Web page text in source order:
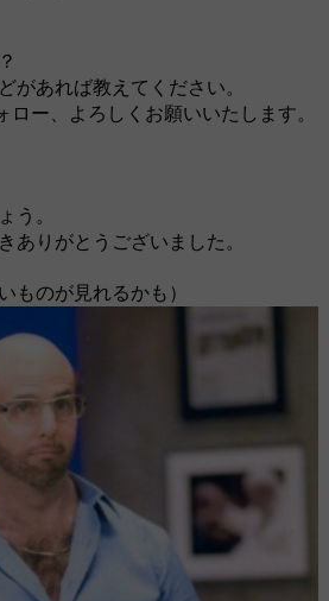
があれば教えてください。
ー、よろしくお願いいたします。
う。
ありがとうございました。
ものが見れるかも）